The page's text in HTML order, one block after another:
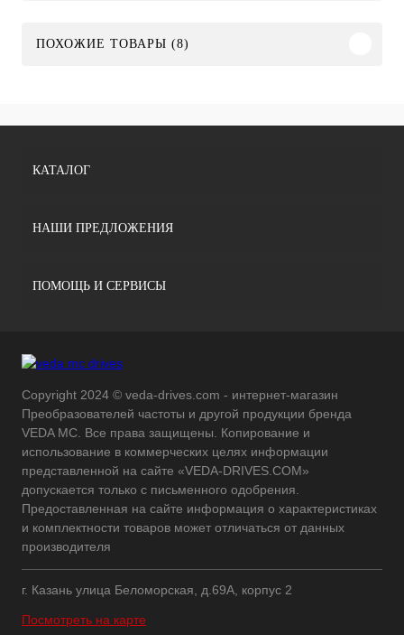
ПОХОЖИЕ ТОВАРЫ (8)
КАТАЛОГ
НАШИ ПРЕДЛОЖЕНИЯ
ПОМОЩЬ И СЕРВИСЫ
Copyright 2024 © veda-drives.com - интернет-магазин
Преобразователей частоты и другой продукции бренда
VEDA MC. Все права защищены. Копирование и
использование в коммерческих целях информации
представленной на сайте «VEDA-DRIVES.COM»
допускается только с письменного одобрения.
Предоставленная на сайте информация о характеристиках
и комплектности товаров может отличаться от данных
производителя
г. Казань улица Беломорская, д.69А, корпус 2
Посмотреть на карте